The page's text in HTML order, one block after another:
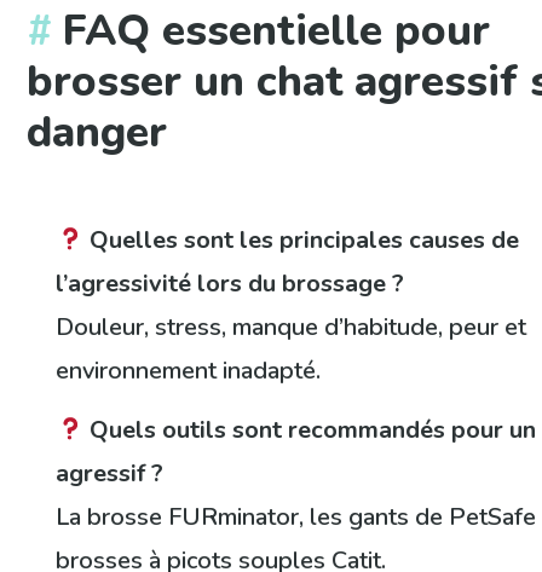
FAQ essentielle pour
brosser un chat agressif
danger
Quelles sont les principales causes de
l’agressivité lors du brossage ?
Douleur, stress, manque d’habitude, peur et
environnement inadapté.
Quels outils sont recommandés pour
agressif ?
La brosse FURminator, les gants de
brosses à picots souples Catit.